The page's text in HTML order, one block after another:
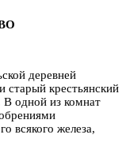
деревней
старый крестьянский
одной из комнат
всякого железа,